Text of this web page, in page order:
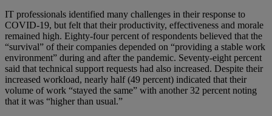
IT professionals identified many challenges in their response to
COVID-19, but felt that their productivity, effectiveness and morale
remained high. Eighty-four percent of respondents believed that the
“survival” of their companies depended on “providing a stable work
environment” during and after the pandemic. Seventy-eight percent
said that technical support requests had also increased. Despite their
increased workload, nearly half (49 percent) indicated that their
volume of work “stayed the same” with another 32 percent noting
that it was “higher than usual.”